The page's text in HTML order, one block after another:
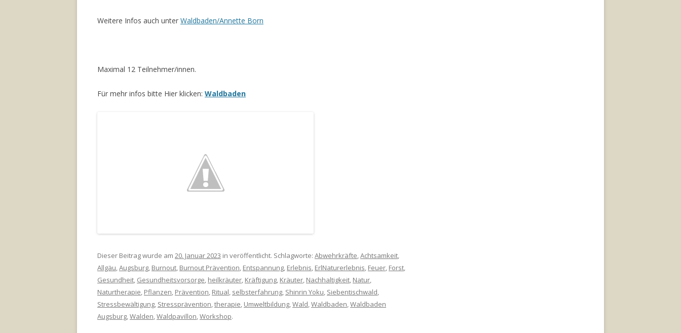
Weitere Infos auch unter Waldbaden/Annette Born
Maximal 12 Teilnehmer/innen.
Für mehr infos bitte Hier klicken: Waldbaden
Dieser Beitrag wurde am 20. Januar 2023 in veröffentlicht. Schlagworte: Abwehrkräfte,Achtsamkeit,
Allgäu,Augsburg, Burnout, Burnout Prävention, Entspannung, Erlebnis, ErlNaturerlebnis, Feuer, Forst,
Gesundheit, Gesundheitsvorsorge, heilkräuter, Kräftigung, Kräuter, Nachhaltigkeit, Natur,
Naturtherapie, Pflanzen, Prävention, Ritual, selbsterfahrung, Shinrin Yoku, Siebentischwald,
Stressbewältigung, Stressprävention,therapie, Umweltbildung,Wald,Waldbaden,Waldbaden
Augsburg,Walden,Waldpavillon,Workshop.